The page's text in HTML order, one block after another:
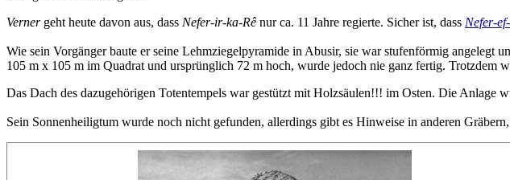
Vernergeht heute davon aus, dass Nefer-ir-ka-Rê nur ca. 11 Jahre regierte. Sicher ist, dass Nefer-
Wie sein Vorgänger baute er seine Lehmziegelpyramide in Abusir, sie war stufenförmig angelegt
105 m x 105 m im Quadrat und ursprünglich 72 m hoch, wurde jedoch nie ganz fertig. Trotzdem
Das Dach des dazugehörigen Totentempels war gestützt mit Holzsäulen!!! im Osten. Die Anlage
Sein Sonnenheiligtum wurde noch nicht gefunden, allerdings gibt es Hinweise in anderen